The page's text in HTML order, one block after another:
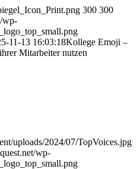
300 300
wp-
11-13 16:03:18Kollege Emoji –
Mitarbeiter nutzen
uploads/2024/07/TopVoices.jpg
wp-